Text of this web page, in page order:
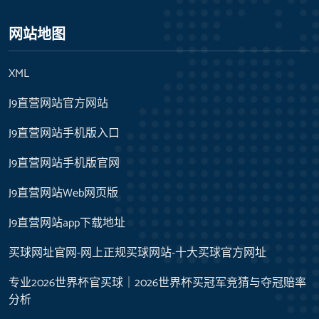
网站地图
XML
J9直营网站官方网站
J9直营网站手机版入口
J9直营网站手机版官网
J9直营网站Web网页版
J9直营网站app下载地址
买球网址官网-网上正规买球网站-十大买球官方网址
专业2026世界杯官买球｜2026世界杯买冠军竞猜与夺冠赔率
分析